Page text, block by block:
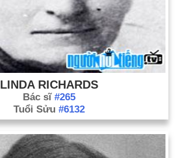
LINDA RICHARDS
Bác sĩ #265
Tuổi Sửu #6132